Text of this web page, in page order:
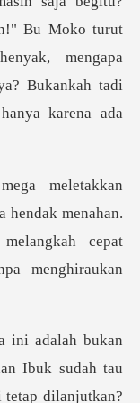
Bu Moko turut
mengapa
hendak menahan.
k sudah tau
tetap dilanjutkan?